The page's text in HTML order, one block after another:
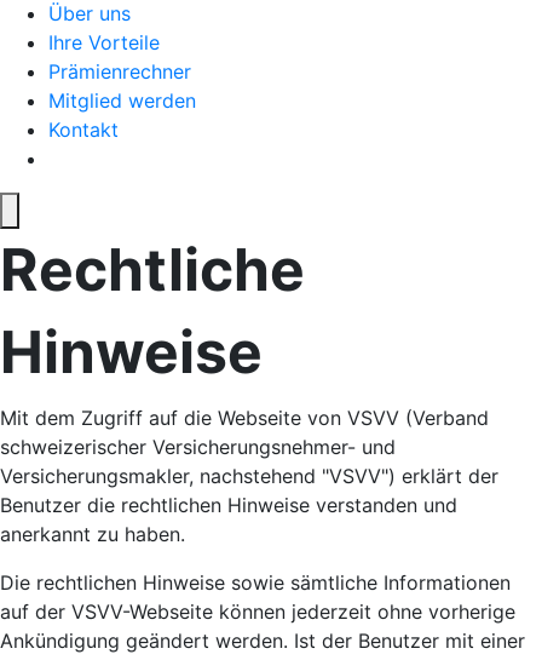
Über uns
Ihre Vorteile
Prämienrechner
Mitglied werden
Kontakt
Rechtliche
Hinweise
Mit dem Zugriff auf die Webseite von VSVV (Verband
schweizerischer Versicherungsnehmer- und
Versicherungsmakler, nachstehend "VSVV") erklärt der
Benutzer die rechtlichen Hinweise verstanden und
anerkannt zu haben.
Die rechtlichen Hinweise sowie sämtliche Informationen
auf der VSVV-Webseite können jederzeit ohne vorherige
Ankündigung geändert werden. Ist der Benutzer mit einer